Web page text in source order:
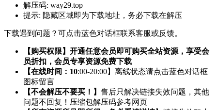
解压码: way29.top
提示: 隐藏区域即为下载地址，务必下载在解压
下载遇到问题？可点击蓝色对话框联系客服或反馈。
【购买权限】开通任意会员即可购买全站资源，享受会
员折扣，会员专享资源免费下载
【在线时间：10:00-20:00】离线状态请点击蓝色对话框
图标留言
【不会解压不要买！】 售后只解决链接失效问题，其他
问题不回复！压缩包解压码参考网页